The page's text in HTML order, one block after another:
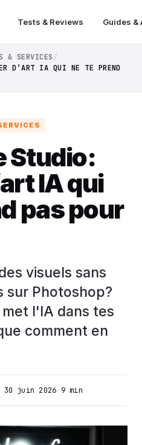
Tests & Reviews Guides &
& SERVICES
D’ART IA QUI NE TE PREND
Studio:
IA qui
pas pour
visuels sans
sur Photoshop?
l'IA dans tes
comment en
30 juin 2026· 9 min